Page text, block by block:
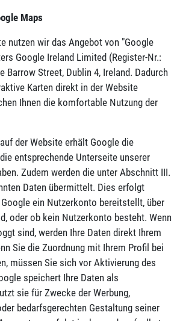
Maps
nutzen wir das Angebot von "Google
Google Ireland Limited (Register-Nr.:
Barrow Street, Dublin 4, Ireland. Dadurch
Karten direkt in der Website
Ihnen die komfortable Nutzung der
der Website erhält Google die
entsprechende Unterseite unserer
Zudem werden die unter Abschnitt III.
Daten übermittelt. Dies erfolgt
ein Nutzerkonto bereitstellt, über
oder ob kein Nutzerkonto besteht. Wenn
sind, werden Ihre Daten direkt Ihrem
Sie die Zuordnung mit Ihrem Profil bei
müssen Sie sich vor Aktivierung des
speichert Ihre Daten als
sie für Zwecke der Werbung,
bedarfsgerechten Gestaltung seiner